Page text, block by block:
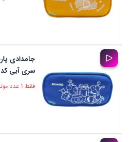
سری آبی کد E3
فقط 1 عدد مونده